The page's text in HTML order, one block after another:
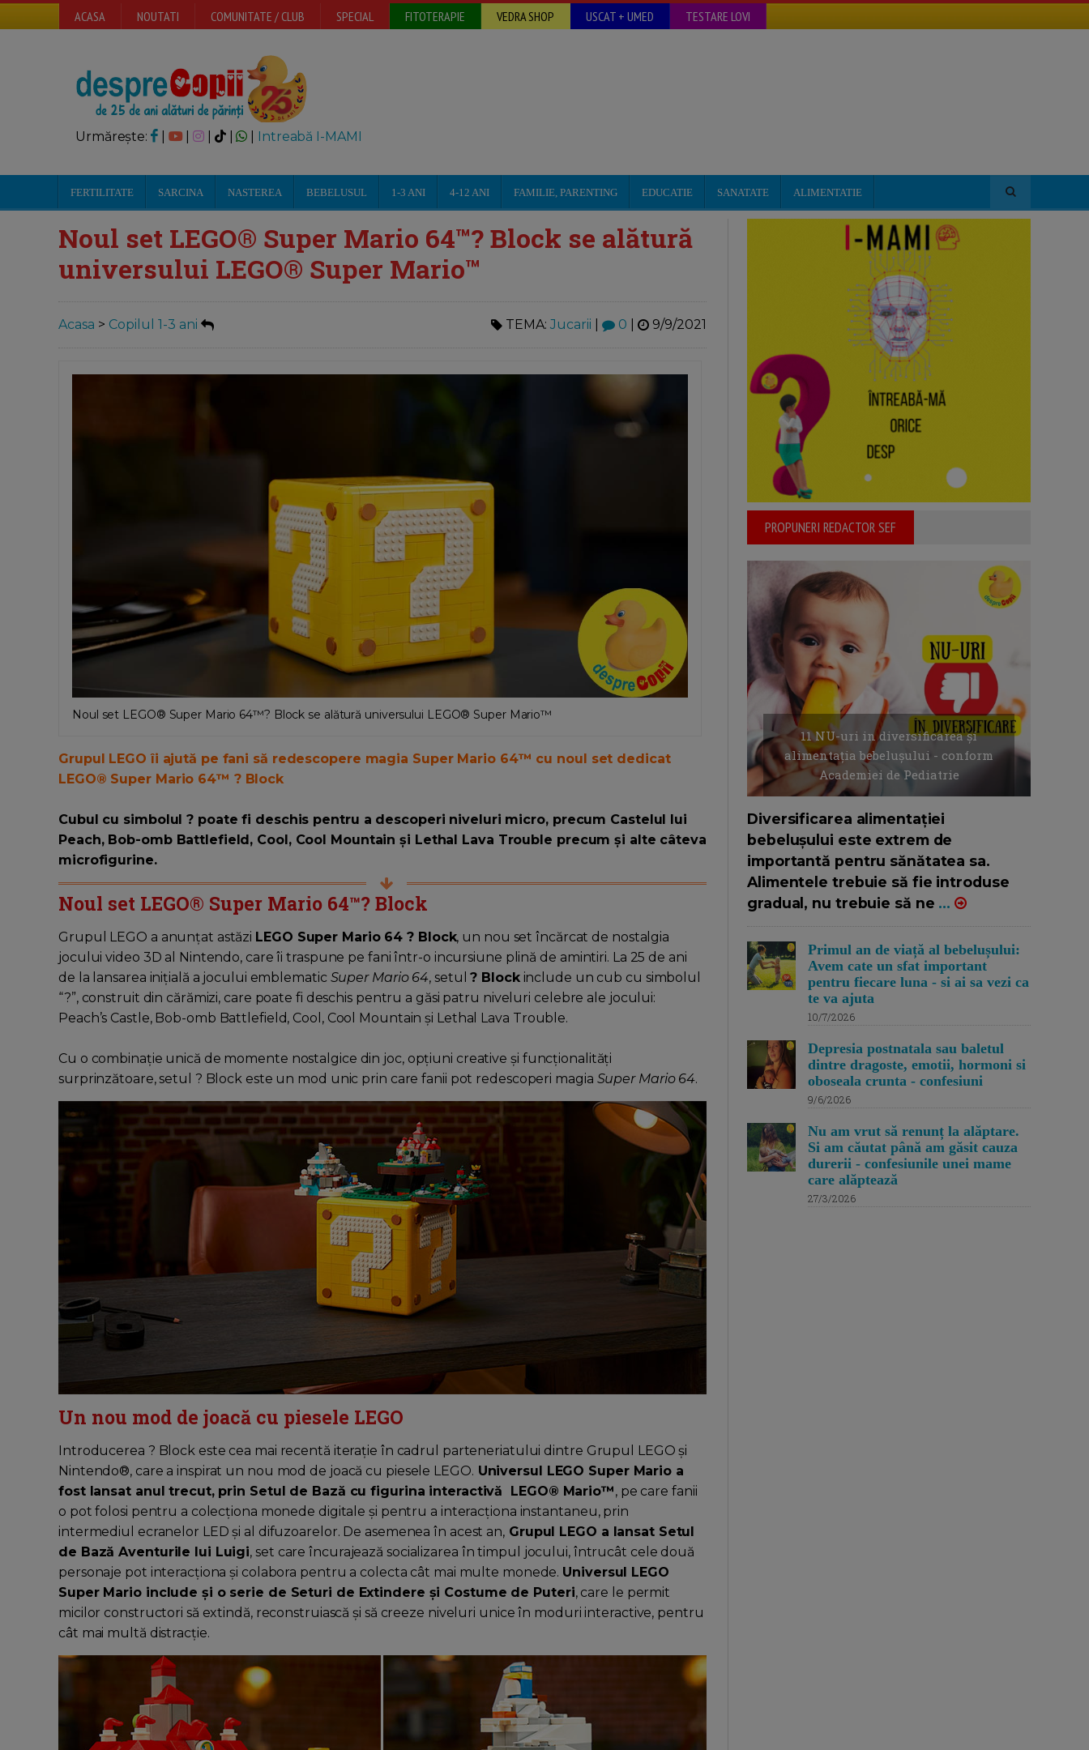
ACASA NOUTATI COMUNITATE / CLUB SPECIAL FITOTERAPIE VEDRA SHOP USCAT + UMED TESTARE LOVI
Urmărește: | | Intreabă I-MAMI
FERTILITATE SARCINA NASTEREA BEBELUSUL 1-3 ANI 4-12 ANI FAMILIE, PARENTING EDUCATIE SANATATE ALIMENTATIE
Noul set LEGO® Super Mario 64™? Block se alătură
universului LEGO® Super Mario™
Acasa > Copilul 1-3 ani TEMA: Jucarii 0 9/9/2021
Noul set LEGO® Super Mario 64™? Block se alătură universului LEGO® Super Mario™
Grupul LEGO îi ajută pe fani să redescopere magia Super Mario 64™ cu noul set dedicat
LEGO® Super Mario 64™ ? Block
Cubul cu simbolul ? poate fi deschis pentru a descoperi niveluri micro, precum Castelul lui
Peach, Bob-omb Battlefield, Cool, Cool Mountain și Lethal Lava Trouble precum și alte câteva
microfigurine.
Noul set LEGO® Super Mario 64™? Block
Grupul LEGO a anunțat astăzi LEGO Super Mario 64 ? Block, un nou set încărcat de nostalgia
jocului video 3D al Nintendo, care îi traspune pe fani într-o incursiune plină de amintiri. La 25 de ani
de la lansarea inițială a jocului emblematic Super Mario 64, setul? Blockinclude un cub cu simbolul
“?”, construit din cărămizi, care poate fi deschis pentru a găsi patru niveluri celebre ale jocului:
Peach’s Castle, Bob-omb Battlefield, Cool, Cool Mountain și Lethal Lava Trouble.
Cu o combinație unică de momente nostalgice din joc, opțiuni creative și funcționalități
surprinzătoare, setul ? Block este un mod unic prin care fanii pot redescoperi magia Super Mario 64.
Un nou mod de joacă cu piesele LEGO
Introducerea ? Block este cea mai recentă iterație în cadrul parteneriatului dintre Grupul LEGO și
Nintendo®, care a inspirat un nou mod de joacă cu piesele LEGO. Universul LEGO Super Mario a
fost lansat anul trecut, prin Setul de Bază cu figurina interactivă LEGO® Mario™, pe care fanii
o pot folosi pentru a colecționa monede digitale și pentru a interacționa instantaneu, prin
intermediul ecranelor LED și al difuzoarelor. De asemenea în acest an, Grupul LEGO a lansat Setul
de Bază Aventurile lui Luigi, set care încurajează socializarea în timpul jocului, întrucât cele două
personaje pot interacționa și colabora pentru a colecta cât mai multe monede. Universul LEGO
Super Mario include și o serie de Seturi de Extindere și Costume de Puteri, care le permit
micilor constructori să extindă, reconstruiască și să creeze niveluri unice în moduri interactive, pentru
cât mai multă distracție.
PROPUNERI REDACTOR SEF
11 NU-uri in diversificarea și
alimentația bebelușului - conform
Academiei de Pediatrie
Diversificarea alimentației
bebelușului este extrem de
importantă pentru sănătatea sa.
Alimentele trebuie să fie introduse
gradual, nu trebuie să ne ...
Primul an de viață al bebelușului:
Avem cate un sfat important
pentru fiecare luna - si ai sa vezi ca
te va ajuta
10/7/2026
Depresia postnatala sau baletul
dintre dragoste, emotii, hormoni si
oboseala crunta - confesiuni
9/6/2026
Nu am vrut să renunț la alăptare.
Si am căutat până am găsit cauza
durerii - confesiunile unei mame
care alăptează
27/3/2026